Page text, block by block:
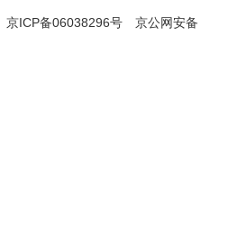
京ICP备06038296号
京公网安备